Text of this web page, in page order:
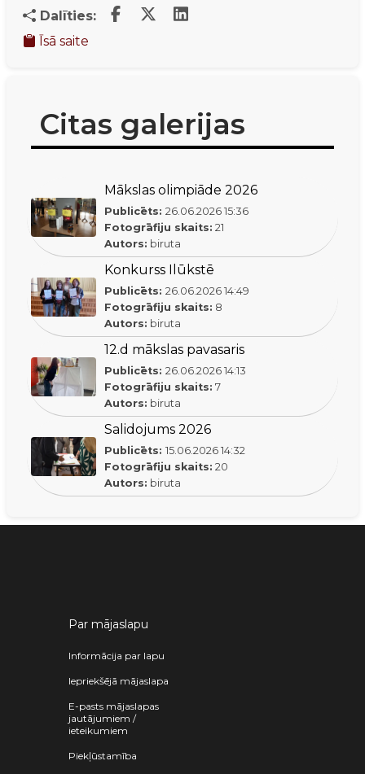
Dalīties:
Īsā saite
Citas galerijas
Mākslas olimpiāde 2026
Publicēts: 26.06.2026 15:36
Fotogrāfiju skaits: 21
Autors: biruta
Konkurss Ilūkstē
Publicēts: 26.06.2026 14:49
Fotogrāfiju skaits: 8
Autors: biruta
12.d mākslas pavasaris
Publicēts: 26.06.2026 14:13
Fotogrāfiju skaits: 7
Autors: biruta
Salidojums 2026
Publicēts: 15.06.2026 14:32
Fotogrāfiju skaits: 20
Autors: biruta
Par mājaslapu
Informācija par lapu
Iepriekšējā mājaslapa
E-pasts mājaslapas
jautājumiem /
ieteikumiem
Piekļūstamība